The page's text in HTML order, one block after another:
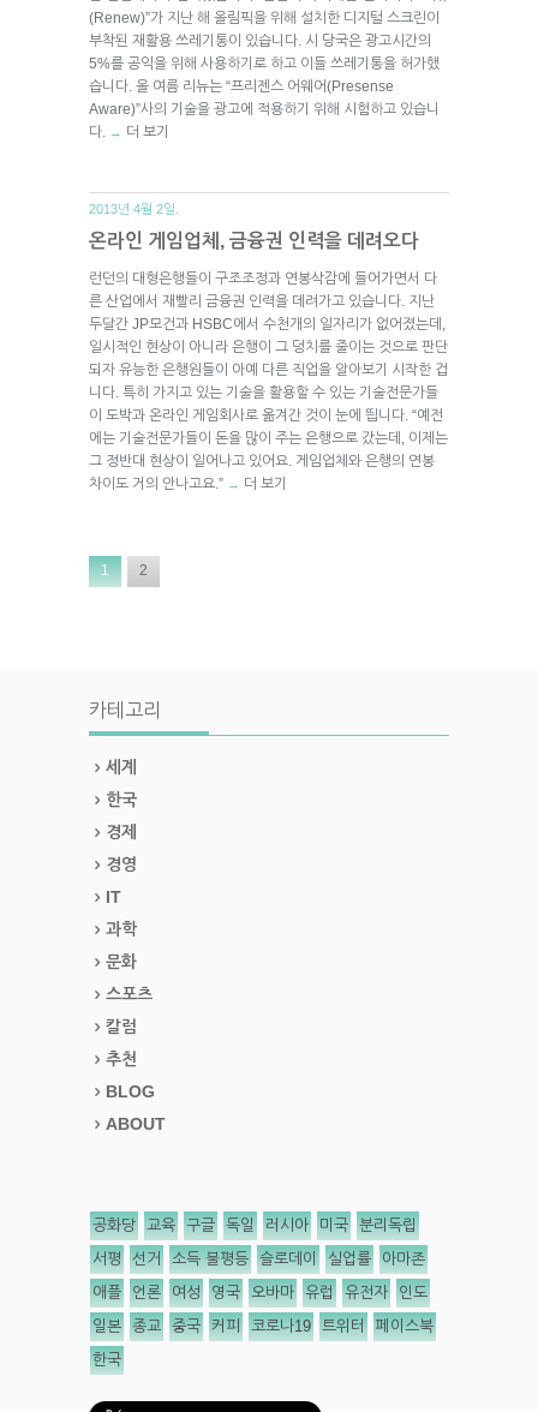
(Renew)”가 지난 해 올림픽을 위해 설치한 디지털 스크린이
부착된 재활용 쓰레기통이 있습니다. 시 당국은 광고시간의
5%를 공익을 위해 사용하기로 하고 이들 쓰레기통을 허가했
습니다. 올 여름 리뉴는 “프리젠스 어웨어(Presense
Aware)”사의 기술을 광고에 적용하기 위해 시험하고 있습니
다.
→ 더 보기
2013년 4월 2일.
온라인 게임업체, 금융권 인력을 데려오다
런던의 대형은행들이 구조조정과 연봉삭감에 들어가면서 다
른 산업에서 재빨리 금융권 인력을 데려가고 있습니다. 지난
두달간 JP모건과 HSBC에서 수천개의 일자리가 없어졌는데,
일시적인 현상이 아니라 은행이 그 덩치를 줄이는 것으로 판단
되자 유능한 은행원들이 아예 다른 직업을 알아보기 시작한 겁
니다. 특히 가지고 있는 기술을 활용할 수 있는 기술전문가들
이 도박과 온라인 게임회사로 옮겨간 것이 눈에 띕니다. “예전
에는 기술전문가들이 돈을 많이 주는 은행으로 갔는데, 이제는
그 정반대 현상이 일어나고 있어요. 게임업체와 은행의 연봉
차이도 거의 안나고요.” → 더 보기
1 2
카테고리
세계
한국
경제
경영
IT
과학
문화
스포츠
칼럼
추천
BLOG
ABOUT
공화당 교육 구글 독일 러시아 미국 분리독립
서평 선거 소득 불평등 슬로데이 실업률 아마존
애플 언론 여성 영국 오바마 유럽 유전자 인도
일본 종교 중국 커피 코로나19 트위터 페이스북
한국